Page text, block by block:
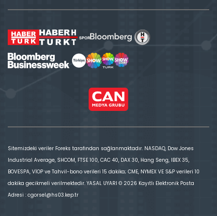
Sitemizdeki veriler Foreks tarafından sağlanmaktadır. NASDAQ, Dow Jones
Industrial Average, SHCOM, FTSE 100, CAC 40, DAX 30, Hang Seng, IBEX 35,
BOVESPA, VİOP ve Tahvil-bono verileri 15 dakika; CME, NYMEX VE S&P verileri 10
dakika gecikmeli verilmektedir. YASAL UYARI © 2026 Kayıtlı Elektronik Posta
Adresi : cgorsel@hs03.kep.tr